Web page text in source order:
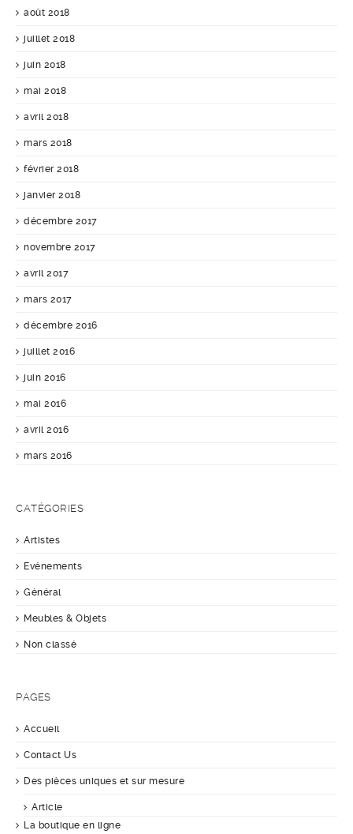
août 2018
juillet 2018
juin 2018
mai 2018
avril 2018
mars 2018
février 2018
janvier 2018
décembre 2017
novembre 2017
avril 2017
mars 2017
décembre 2016
juillet 2016
juin 2016
mai 2016
avril 2016
mars 2016
CATÉGORIES
Artistes
Evénements
Général
Meubles & Objets
Non classé
PAGES
Accueil
Contact Us
Des pièces uniques et sur mesure
Article
La boutique en ligne